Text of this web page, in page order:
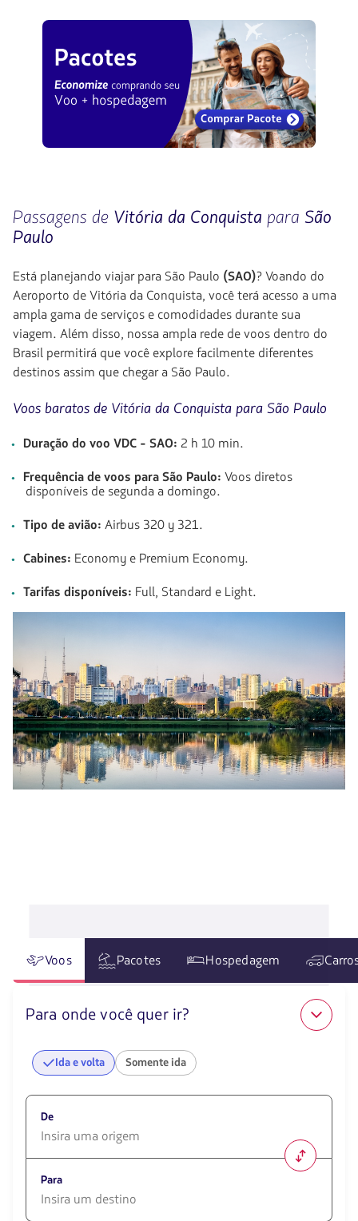
Passagens de Vitória da Conquista para São
Paulo
Está planejando viajar para São Paulo (SAO)? Voando do
Aeroporto de Vitória da Conquista, você terá acesso a uma
ampla gama de serviços e comodidades durante sua
viagem. Além disso, nossa ampla rede de voos dentro do
Brasil permitirá que você explore facilmente diferentes
destinos assim que chegar a São Paulo.
Voos baratos de Vitória da Conquista para São Paulo
Duração do voo VDC - SAO: 2 h 10 min.
Frequência de voos para São Paulo: Voos diretos
disponíveis de segunda a domingo.
Tipo de avião: Airbus 320 y 321.
Cabines: Economy e Premium Economy.
Tarifas disponíveis: Full, Standard e Light.
Voos Pacotes Hospedagem
Para onde você quer ir?
Ida e volta Somente ida
De
1580
opciones
disponibles.
Usa
Para